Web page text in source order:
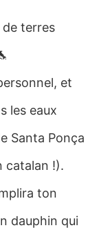
de terres
et
les eaux
Santa Ponça
catalan !).
ton
dauphin qui